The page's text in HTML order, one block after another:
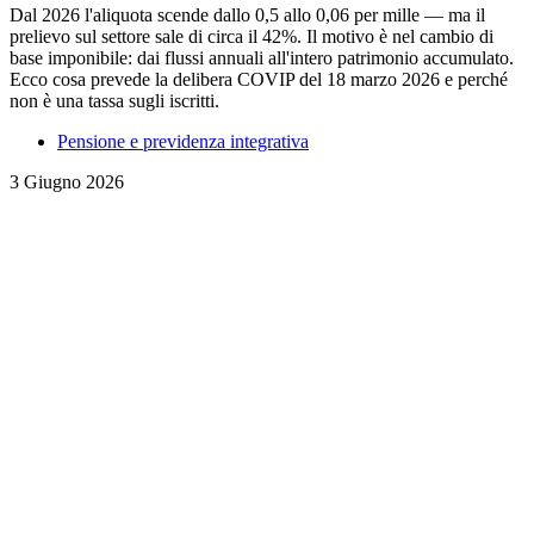
Dal 2026 l'aliquota scende dallo 0,5 allo 0,06 per mille — ma il
prelievo sul settore sale di circa il 42%. Il motivo è nel cambio di
base imponibile: dai flussi annuali all'intero patrimonio accumulato.
Ecco cosa prevede la delibera COVIP del 18 marzo 2026 e perché
non è una tassa sugli iscritti.
Pensione e previdenza integrativa
3 Giugno 2026